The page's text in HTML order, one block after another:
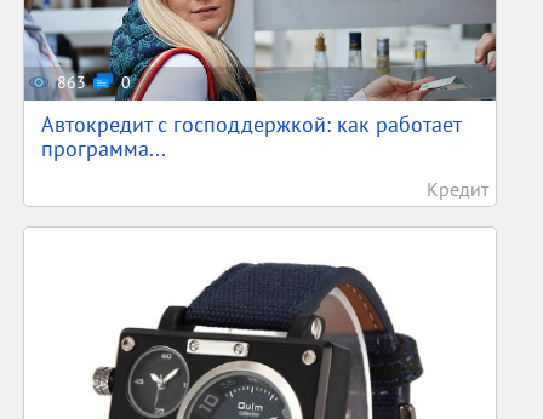
863 0
Автокредит с господдержкой: как работает
программа...
Кредит